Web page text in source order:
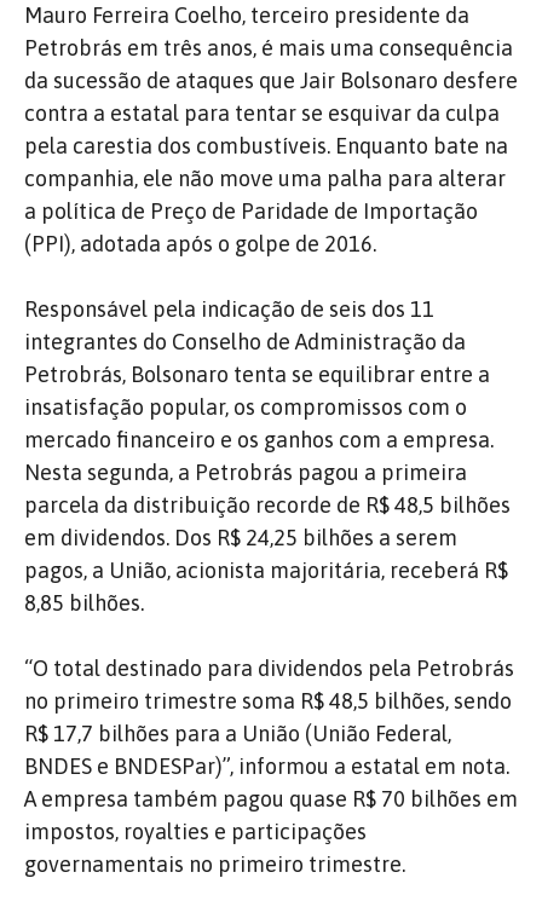
Mauro Ferreira Coelho, terceiro presidente da
Petrobrás em três anos, é mais uma consequência
da sucessão de ataques que Jair Bolsonaro desfere
contra a estatal para tentar se esquivar da culpa
pela carestia dos combustíveis. Enquanto bate na
companhia, ele não move uma palha para alterar
a política de Preço de Paridade de Importação
(PPI), adotada após o golpe de 2016.
Responsável pela indicação de seis dos 11
integrantes do Conselho de Administração da
Petrobrás, Bolsonaro tenta se equilibrar entre a
insatisfação popular, os compromissos com o
mercado financeiro e os ganhos com a empresa.
Nesta segunda, a Petrobrás pagou a primeira
parcela da distribuição recorde de R$ 48,5 bilhões
em dividendos. Dos R$ 24,25 bilhões a serem
pagos, a União, acionista majoritária, receberá R$
8,85 bilhões.
“O total destinado para dividendos pela Petrobrás
no primeiro trimestre soma R$ 48,5 bilhões, sendo
R$ 17,7 bilhões para a União (União Federal,
BNDES e BNDESPar)”, informou a estatal em nota.
A empresa também pagou quase R$ 70 bilhões em
impostos, royalties e participações
governamentais no primeiro trimestre.